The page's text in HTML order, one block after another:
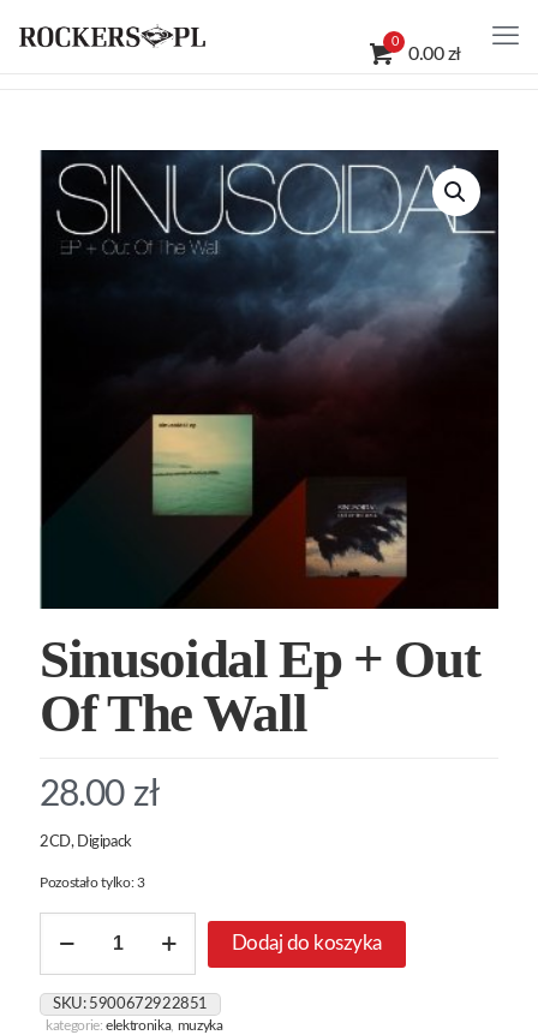
0
0.00 zł
Sinusoidal Ep + Out
Of The Wall
28.00 zł
2CD, Digipack
Pozostało tylko: 3
Sinusoidal
+
Out
Dodaj do koszyka
SKU: 5900672922851
kategorie:elektronika, muzyka